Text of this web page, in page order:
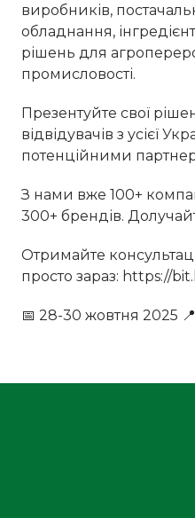
виробників,
обладнання,
рішень для
промисловості.
Презентуйте свої
відвідувачів з усієї
потенційними
З нами вже 100+
300+ брендів.
Отримайте
просто зараз: https://
📅 28-30 жовтня 2025